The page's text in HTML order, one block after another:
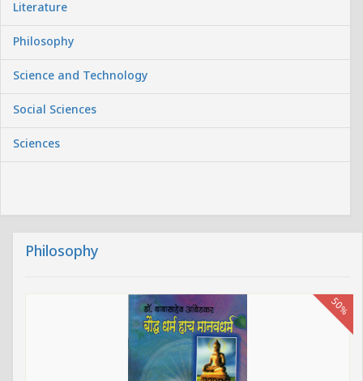
Literature
Philosophy
Science and Technology
Social Sciences
Sciences
Philosophy
50%